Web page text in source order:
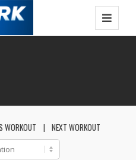
WORKOUT NEXT WORKOUT